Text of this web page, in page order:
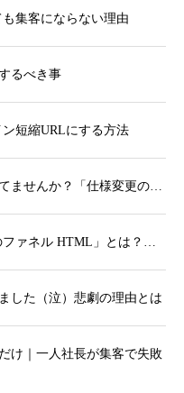
集客にならない理由
るべき事
短縮URLにする方法
ませんか？「仕様変更の…
ファネル HTML」とは？…
した（泣）悲劇の理由とは
け｜一人社長が集客で失敗